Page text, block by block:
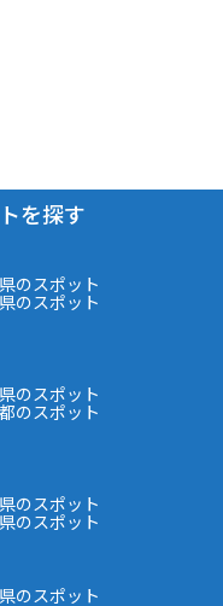
を探す
のスポット
のスポット
のスポット
のスポット
のスポット
のスポット
のスポット